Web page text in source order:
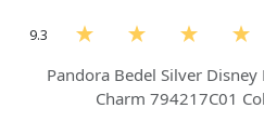
9.3
Pandora Bedel Silver
Charm 794217C01